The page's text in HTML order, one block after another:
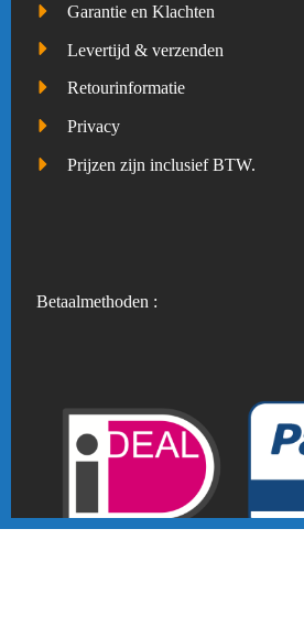
Garantie en Klachten
Levertijd & verzenden
Retourinformatie
Privacy
Prijzen zijn inclusief BTW.
Betaalmethoden :